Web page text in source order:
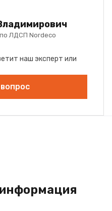
ЛДСП Nordeco
наш эксперт или